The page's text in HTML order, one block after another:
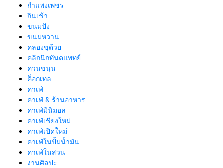
กำแพงเพชร
กินเช้า
ขนมปัง
ขนมหวาน
คลองขุด้วย
คลิกนิกทันตแพทย์
ควนขนุน
ค็อกเทล
คาเฟ่
คาเฟ่ & ร้านอาหาร
คาเฟ่มินิมอล
คาเฟ่เชียงใหม่
คาเฟ่เปิดใหม่
คาเฟ่ในปั้มน้ำมัน
คาเฟ่ในสวน
งานศิลปะ